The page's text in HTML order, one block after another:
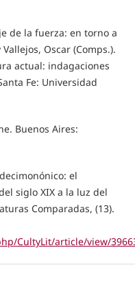
de la fuerza: en torno a
Oscar (Comps.).
actual: indagaciones
Fe: Universidad
Buenos Aires:
decimonónico: el
siglo XIX a la luz del
Comparadas, (13).
CultyLit/article/view/